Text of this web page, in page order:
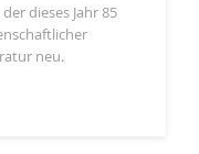
dieses Jahr 85
neu.